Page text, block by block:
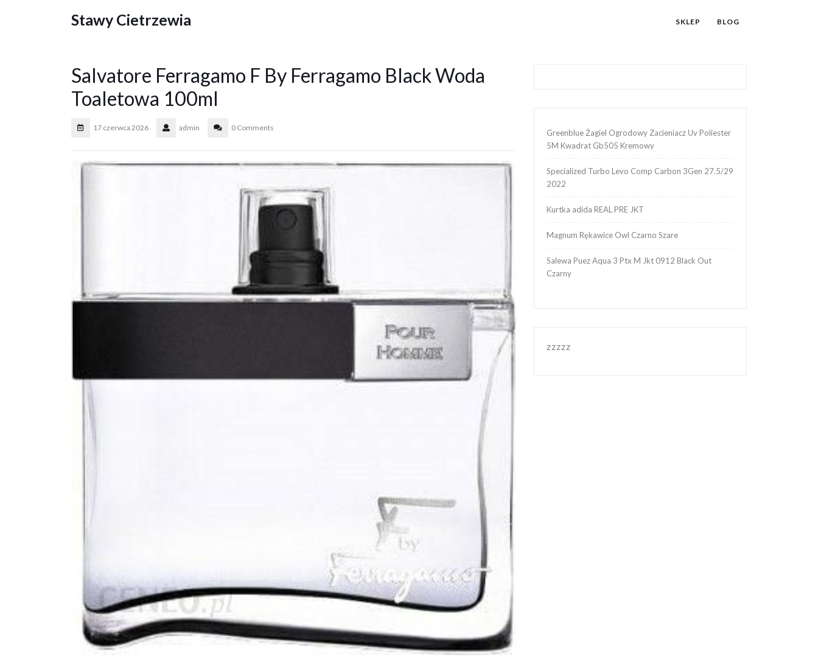
Stawy Cietrzewia SKLEP BLOG
Salvatore Ferragamo F By Ferragamo Black Woda
Toaletowa 100ml
17 czerwca 2026 admin 0 Comments
Greenblue Żagiel Ogrodowy Zacieniacz Uv Poliester
5M Kwadrat Gb505 Kremowy
Specialized Turbo Levo Comp Carbon 3Gen 27.5/29
2022
Kurtka adida REAL PRE JKT
Magnum Rękawice Owl Czarno Szare
Salewa Puez Aqua 3 Ptx M Jkt 0912 Black Out
Czarny
zzzzz